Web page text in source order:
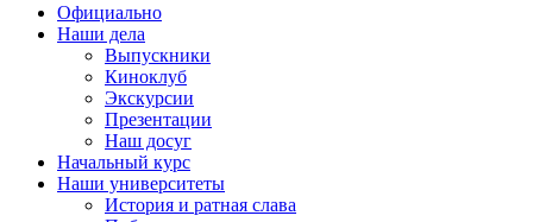
Официально
Наши дела
Выпускники
Киноклуб
Экскурсии
Презентации
Наш досуг
Начальный курс
Наши университеты
История и ратная слава